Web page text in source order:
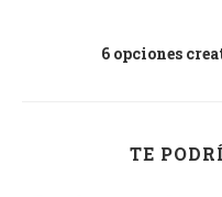
6 opciones
TE